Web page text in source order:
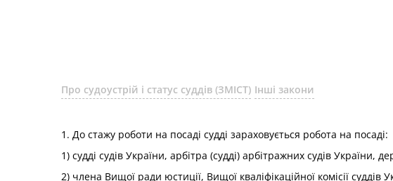
Про судоустрій і статус суддів (ЗМІСТ) Інші закони
1. До стажу роботи на посаді судді зараховується робота на посаді:
1) судді судів України, арбітра (судді) арбітражних судів
2) члена Вищої ради юстиції, Вищої кваліфікаційної комісії суддів